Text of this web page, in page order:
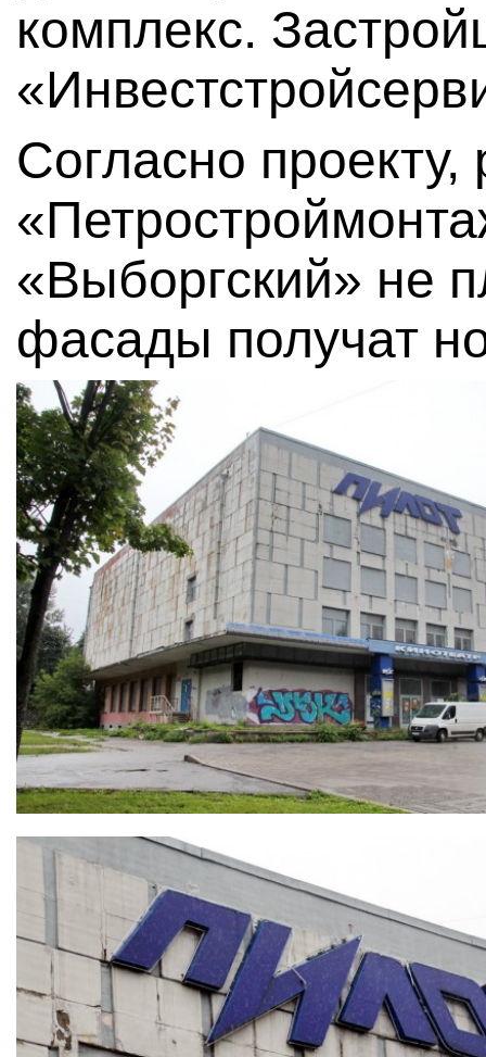
комплекс.
Согласно
«Выборгский» не
фасады получат